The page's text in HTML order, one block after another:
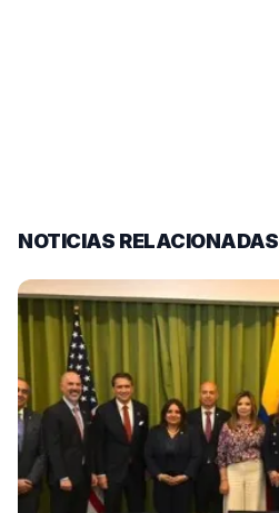
NOTICIAS RELACIONADAS